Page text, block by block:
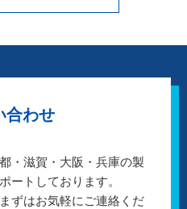
合わせ
・滋賀・大阪・兵庫の製
ートしております。
ずはお気軽にご連絡くだ